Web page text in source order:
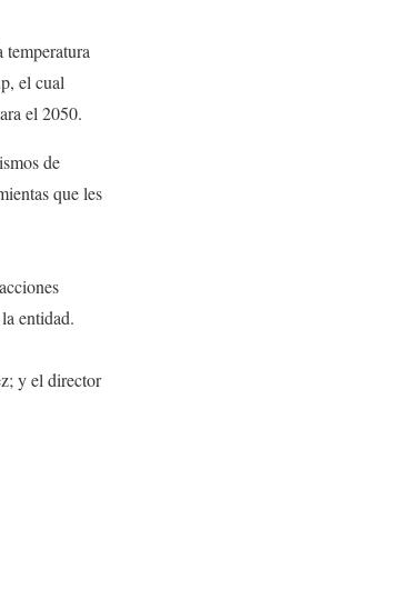
el cual
el 2050.
de
que les
entidad.
y el director